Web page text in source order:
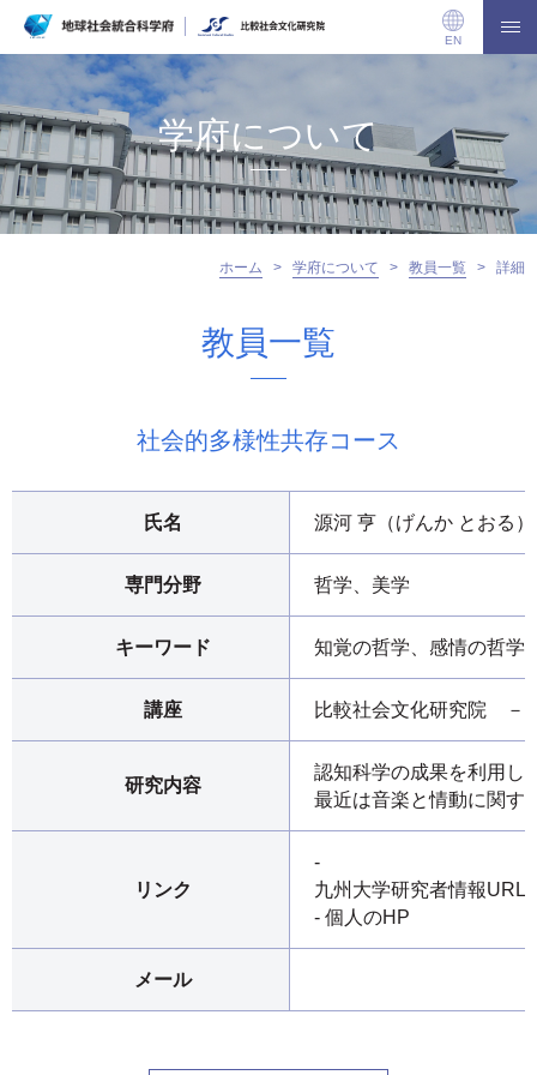
EN
学府について
ホーム > 学府について > 教員一覧 > 詳細
教員一覧
社会的多様性共存コース
氏名 源河 亨（げんか とおる）
専門分野 哲学、美学
キーワード 知覚の哲学、感情の哲学
講座 比較社会文化研究院
研究内容
認知科学の成果を利用し
最近は音楽と情動に関す
リンク
-
九州大学研究者情報URL
- 個人のHP
メール